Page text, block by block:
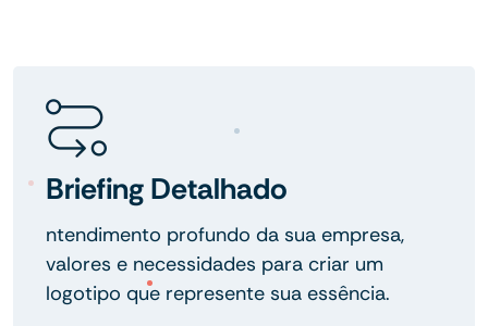
Briefing Detalhado
ntendimento profundo da sua empresa,
valores e necessidades para criar um
logotipo que represente sua essência.